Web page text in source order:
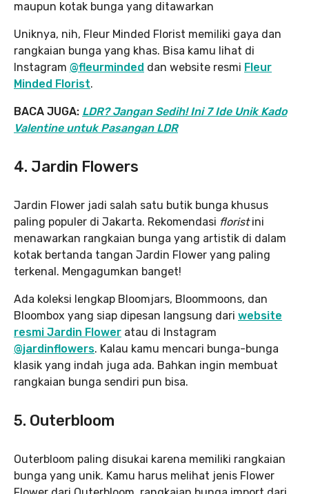
maupun kotak bunga yang ditawarkan
Uniknya, nih, Fleur Minded Florist memiliki gaya dan
rangkaian bunga yang khas. Bisa kamu lihat di
Instagram @fleurminded dan website resmi Fleur
Minded Florist.
BACA JUGA: LDR? Jangan Sedih! Ini 7 Ide Unik Kado
Valentine untuk Pasangan LDR
4. Jardin Flowers
Jardin Flower jadi salah satu butik bunga khusus
paling populer di Jakarta. Rekomendasi floristini
menawarkan rangkaian bunga yang artistik di dalam
kotak bertanda tangan Jardin Flower yang paling
terkenal. Mengagumkan banget!
Ada koleksi lengkap Bloomjars, Bloommoons, dan
Bloombox yang siap dipesan langsung dari website
resmi Jardin Flower atau di Instagram
@jardinflowers. Kalau kamu mencari bunga-bunga
klasik yang indah juga ada. Bahkan ingin membuat
rangkaian bunga sendiri pun bisa.
5. Outerbloom
Outerbloom paling disukai karena memiliki rangkaian
bunga yang unik. Kamu harus melihat jenis Flower